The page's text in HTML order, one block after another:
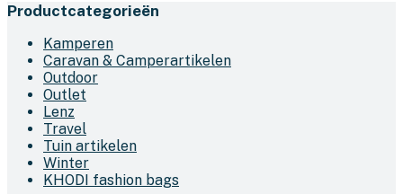
Productcategorieën
Kamperen
Caravan & Camperartikelen
Outdoor
Outlet
Lenz
Travel
Tuin artikelen
Winter
KHODI fashion bags